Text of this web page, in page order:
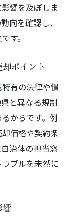
響を及ぼしま
向を確認し、
す。
ポイント
有の法律や慣
と異なる規制
からです。例
価格や契約条
治体の担当窓
ブルを未然に
響